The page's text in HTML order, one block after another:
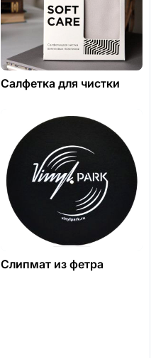
Салфетка для чистки
Слипмат из фетра